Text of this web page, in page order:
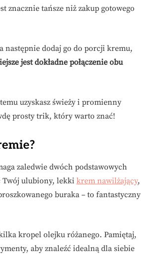
znacznie tańsze niż zakup gotowego
następnie dodaj go do porcji kremu,
jest dokładne połączenie obu
uzyskasz świeży i promienny
prosty trik, który warto znać!
zaledwie dwóch podstawowych
Twój ulubiony, lekkikrem nawilżający,
buraka – to fantastyczny
kropel olejku różanego. Pamiętaj,
aby znaleźć idealną dla siebie